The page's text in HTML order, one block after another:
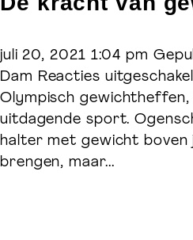
juli 20, 2021 1:04 pm
Dam Reacties
Olympisch gewichtheffen,
uitdagende sport.
halter met gewicht boven
brengen, maar...